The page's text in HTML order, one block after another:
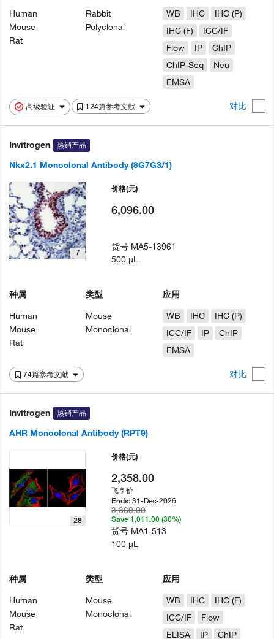
高级验证 124篇参考文献 对比
Human
Mouse
Rat
Rabbit
Polyclonal
WB
IHC
IHC (P)
IHC (F)
ICC/IF
Flow
IP
ChIP
ChIP-Seq
Neu
EMSA
Invitrogen 热销产品
Nkx2.1 Monoclonal Antibody (8G7G3/1)
74篇参考文献 对比
7
种属
Human
Mouse
Rat
类型
Mouse
Monoclonal
应用
WB
IHC
IHC (P)
ICC/IF
IP
ChIP
EMSA
价格(元)
6,096.00
货号 MA5-13961
500 µL
Invitrogen 热销产品
AHR Monoclonal Antibody (RPT9)
28
种属
Human
Mouse
Rat
类型
Mouse
Monoclonal
应用
WB
IHC
IHC (F)
ICC/IF
Flow
ELISA
IP ChIP
价格(元)
2,358.00
飞享价
Ends:31-Dec-2026
3,369.00
Save 1,011.00 (30%)
货号 MA1-513
100 µL